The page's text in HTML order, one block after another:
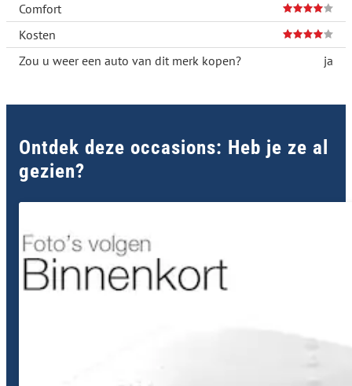
Comfort
Kosten
Zou u weer een auto van dit merk kopen?
ja
Ontdek deze occasions: Heb je ze al
gezien?